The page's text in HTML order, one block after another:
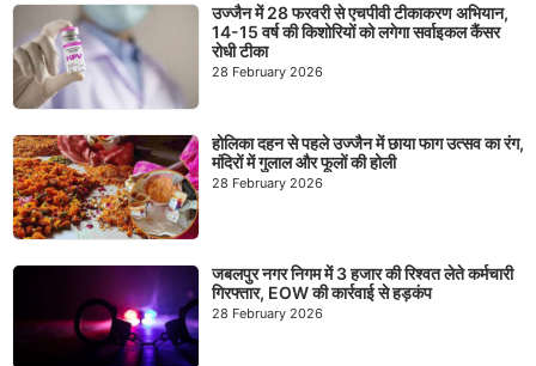
उज्जैन में 28 फरवरी से एचपीवी टीकाकरण अभियान,
14-15 वर्ष की किशोरियों को लगेगा सर्वाइकल कैंसर
रोधी टीका
28 February 2026
होलिका दहन से पहले उज्जैन में छाया फाग उत्सव का रंग,
मंदिरों में गुलाल और फूलों की होली
28 February 2026
जबलपुर नगर निगम में 3 हजार की रिश्वत लेते कर्मचारी
गिरफ्तार, EOW की कार्रवाई से हड़कंप
28 February 2026